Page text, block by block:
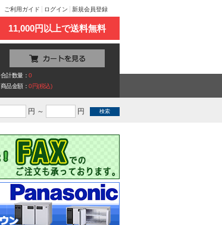
ご利用ガイド ログイン 新規会員登録
11,000円以上で送料無料
合計数量：0
商品金額：0円(税込)
円 ～ 円